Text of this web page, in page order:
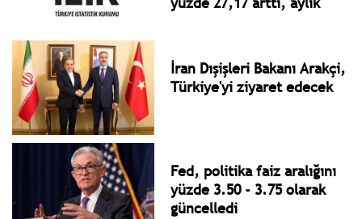
İran Dışişleri Bakanı Arakçi,
Türkiye'yi ziyaret edecek
Fed, politika faiz aralığını
yüzde 3.50 - 3.75 olarak
güncelledi